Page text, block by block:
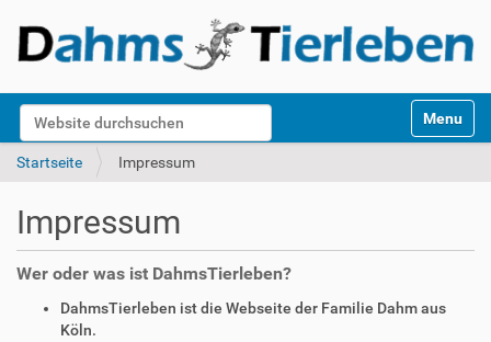
Website durchsuchen
k
Toggle
Startseite Impressum
Impressum
Wer oder was ist DahmsTierleben?
DahmsTierleben ist die Webseite der Familie Dahm aus
Köln.